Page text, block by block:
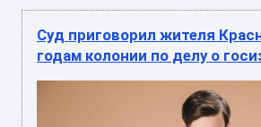
Суд приговорил жителя
годам колонии по делу о